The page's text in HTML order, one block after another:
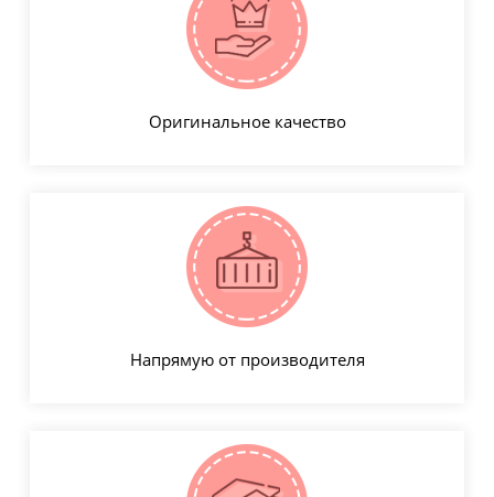
Оригинальное качество
Напрямую от производителя